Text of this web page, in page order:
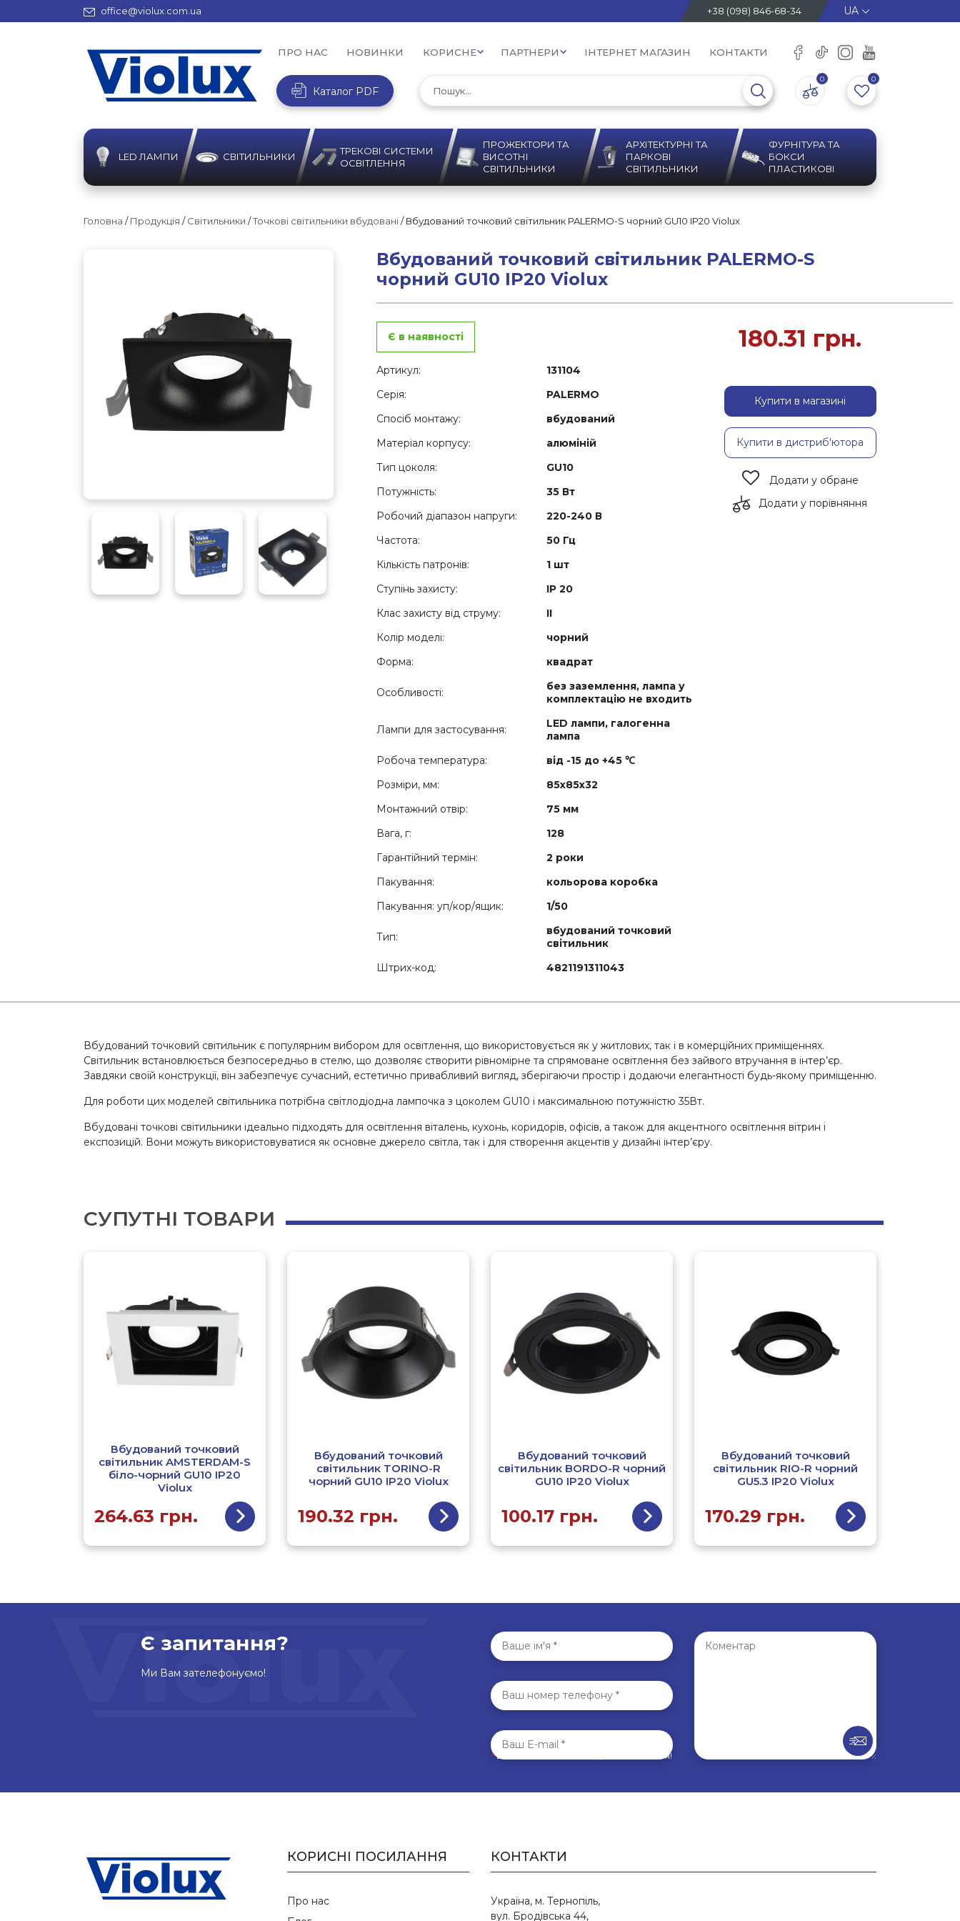
office@violux.com.ua +38 (098) 846-68-34
ПРО НАС НОВИНКИ КОРИСНЕ ПАРТНЕРИ ІНТЕРНЕТ МАГАЗИН КОНТАКТИ
Каталог PDF
0 0
LED ЛАМПИ СВІТИЛЬНИКИ
ТРЕКОВІ СИСТЕМИ
ОСВІТЛЕННЯ
ПРОЖЕКТОРИ ТА
ВИСОТНІ
СВІТИЛЬНИКИ
АРХІТЕКТУРНІ ТА
ПАРКОВІ
СВІТИЛЬНИКИ
ФУРНІТУРА ТА
БОКСИ
ПЛАСТИКОВІ
Головна /Продукція /Світильники /Точкові світильники вбудовані/ Вбудований точковий світильник PALERMO-S чорний GU10 IP20 Violux
Вбудований точковий світильник PALERMO-S
чорний GU10 IP20 Violux
Є в наявності
Артикул:
131104
Серія:
PALERMO
Спосіб монтажу:
вбудований
Матеріал корпусу:
алюміній
Тип цоколя:
GU10
Потужність:
35 Вт
Робочий діапазон напруги:
220-240 В
Частота:
50 Гц
Кількість патронів:
1 шт
Ступінь захисту:
IP 20
Клас захисту від струму:
ІІ
Колір моделі:
чорний
Форма:
квадрат
Особливості:
без заземлення, лампа у
комплектацію не входить
Лампи для застосування:
LED лампи, галогенна
лампа
Робоча температура:
від -15 до +45 ℃
Розміри, мм:
85х85х32
Монтажний отвір:
75 мм
Вага, г:
128
Гарантійний термін:
2 роки
Пакування:
кольорова коробка
Пакування: уп/кор/ящик:
1/50
Тип:
вбудований точковий
світильник
Штрих-код:
4821191311043
180.31 грн.
Купити в магазині
Купити в дистриб'ютора
Додати у обране
Додати у порівняння
Вбудований точковий світильник є популярним вибором для освітлення, що використовується як у житлових, так і в комерційних приміщеннях.
Світильник встановлюється безпосередньо в стелю, що дозволяє створити рівномірне та спрямоване освітлення без зайвого втручання в інтер’єр.
Завдяки своїй конструкції, він забезпечує сучасний, естетично привабливий вигляд, зберігаючи простір і додаючи елегантності будь-якому приміщенню.
Для роботи цих моделей світильника потрібна світлодіодна лампочка з цоколем GU10 і максимальною потужністю 35Вт.
Вбудовані точкові світильники ідеально підходять для освітлення віталень, кухонь, коридорів, офісів, а також для акцентного освітлення вітрин і
експозицій. Вони можуть використовуватися як основне джерело світла, так і для створення акцентів у дизайні інтер’єру.
СУПУТНІ ТОВАРИ
Вбудований точковий
світильник AMSTERDAM-S
біло-чорний GU10 IP20
Violux
264.63 грн.
Вбудований точковий
світильник TORINO-R
чорний GU10 IP20 Violux
190.32 грн.
Вбудований точковий
світильник BORDO-R чорний
GU10 IP20 Violux
100.17 грн.
Вбудований точковий
світильник RIO-R чорний
GU5.3 IP20 Violux
170.29 грн.
Є запитання?
Ми Вам зателефонуємо!
*Всі поля обов’язкові для заповнення!
КОРИСНІ ПОСИЛАННЯ
Про нас
КОНТАКТИ
Україна, м. Тернопіль,
вул. Бродівська 44,